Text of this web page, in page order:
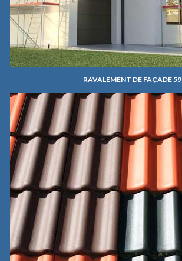
RAVALEMENT DE FAÇADE 59